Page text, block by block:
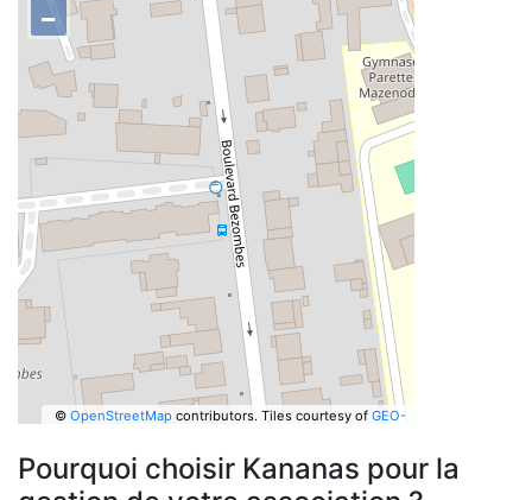
−
© OpenStreetMapcontributors. Tiles courtesy of GEO-
Pourquoi choisir Kananas pour la